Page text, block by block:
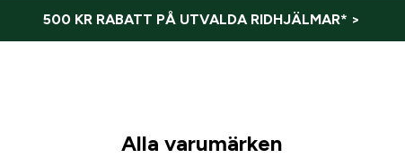
500 KR RABATT PÅ UTVALDA RIDHJÄLMAR* >
Alla varumärken